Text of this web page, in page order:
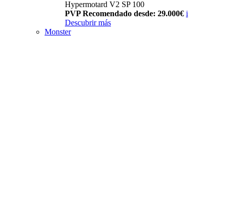
Hypermotard V2 SP 100
PVP Recomendado desde: 29.000€ i
Descubrir más
Monster